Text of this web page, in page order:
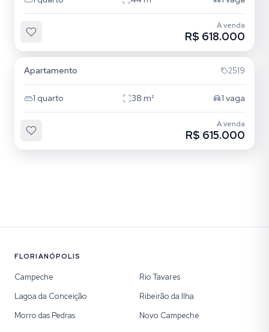
À venda
R$ 618.000
Apartamento 2519
1 quarto 38 m² 1 vaga
À venda
R$ 615.000
FLORIANÓPOLIS
Campeche
Rio Tavares
Lagoa da Conceição
Ribeirão da Ilha
Morro das Pedras
Novo Campeche